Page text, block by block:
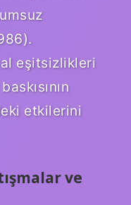
eşitsizlikleri
etkilerini
ve